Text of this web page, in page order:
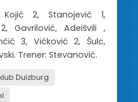
2, Stanojević 1,
Gavrilović, Adeišvili ,
3, Vićković 2, Šulc,
Trener: Stevanović.
Duizburg